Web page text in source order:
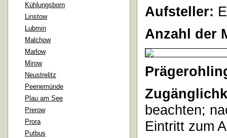
Kühlungsborn
Linstow
Lubmin
Malchow
Marlow
Mirow
Neustrelitz
Peenemünde
Plau am See
Prerow
Prora
Putbus
Aufsteller:
Anzahl der
beachten;
Eintritt zum